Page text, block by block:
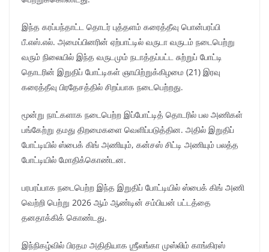
இந்த கரப்பந்தாட்ட தொடர் புத்தளம் கரைத்தீவு பொன்பரப்பி
பீ.எஸ்.எல். அமைப்பினரின் ஏற்பாட்டில் வருடா வருடம் நடைபெற்று
வரும் நிலையில் இந்த வருடமும் நடாத்தப்பட்ட சுற்றுப் போட்டி
தொடரின் இறுதிப் போட்டிகள் ஞாயிற்றுக்கிழமை (21) இரவு
கரைத்தீவு பிரதேசத்தில் சிறப்பாக நடைபெற்றது.
மூன்று நாட்களாக நடைபெற்ற இப்போட்டித் தொடரில் பல அணிகள்
பங்கேற்று தமது திறமைகளை வெளிப்படுத்தின. அதில் இறுதிப்
போட்டியில் ஸ்பைக் கிங் அணியும், கன்சஸ் சிட்டி அணியும் பலத்த
போட்டியில் மோதிக்கொண்டன.
பரபரப்பாக நடைபெற்ற இந்த இறுதிப் போட்டியில் ஸ்பைக் கிங் அணி
வெற்றி பெற்று 2026 ஆம் ஆண்டின் சம்பியன் பட்டத்தை
தனதாக்கிக் கொண்டது.
இந்நிகழ்வில் பிரதம அதிதியாக ஶ்ரீலங்கா முஸ்லிம் காங்கிரஸ்